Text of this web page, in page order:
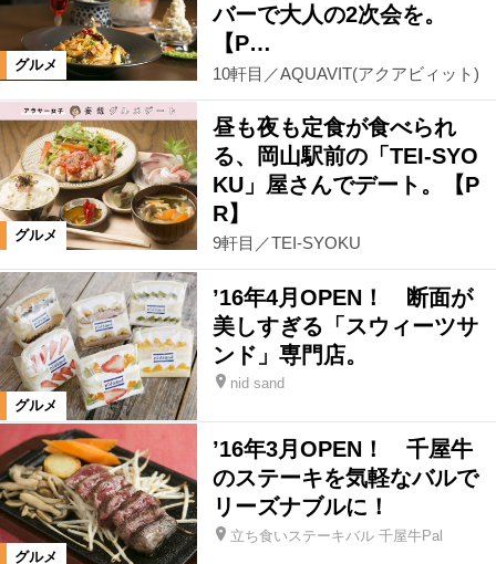
グルメ
バーで大人の2次会を。
【P…
10軒目／AQUAVIT(アクアビィット)
グルメ
昼も夜も定食が食べられ
る、岡山駅前の「TEI-SYO
KU」屋さんでデート。【P
R】
9軒目／TEI-SYOKU
グルメ
’16年4月OPEN！ 断面が
美しすぎる「スウィーツサ
ンド」専門店。
nid sand
グルメ
’16年3月OPEN！ 千屋牛
のステーキを気軽なバルで
リーズナブルに！
立ち食いステーキバル 千屋牛Pal